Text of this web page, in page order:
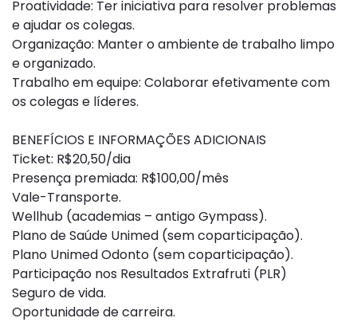
Proatividade: Ter iniciativa para resolver problemas
e ajudar os colegas.
Organização: Manter o ambiente de trabalho limpo
e organizado.
Trabalho em equipe: Colaborar efetivamente com
os colegas e líderes.
BENEFÍCIOS E INFORMAÇÕES ADICIONAIS
Ticket: R$20,50/dia
Presença premiada: R$100,00/mês
Vale-Transporte.
Wellhub (academias – antigo Gympass).
Plano de Saúde Unimed (sem coparticipação).
Plano Unimed Odonto (sem coparticipação).
Participação nos Resultados Extrafruti (PLR)
Seguro de vida.
Oportunidade de carreira.